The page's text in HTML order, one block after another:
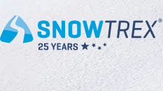
Schrijf je in voor onze